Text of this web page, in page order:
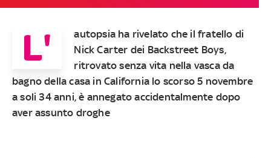
L'
autopsia ha rivelato che il fratello di
Nick Carter dei Backstreet Boys,
ritrovato senza vita nella vasca da
bagno della casa in California lo scorso 5 novembre
a soli 34 anni, è annegato accidentalmente dopo
aver assunto droghe